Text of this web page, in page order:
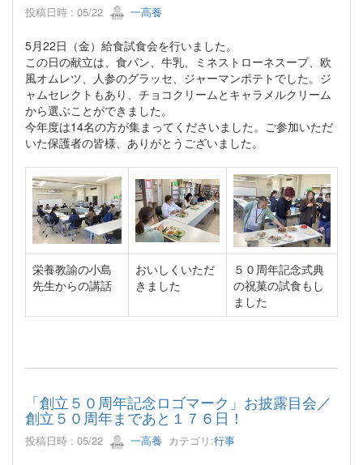
投稿日時 : 05/22 一高養
5月22日（金）給食試食会を行いました。
この日の献立は、食パン、牛乳、ミネストローネスープ、欧
風オムレツ、人参のグラッセ、ジャーマンポテトでした。ジ
ャムセレクトもあり、チョコクリームとキャラメルクリーム
から選ぶことができました。
今年度は14名の方が集まってくださいました。ご参加いただ
いた保護者の皆様、ありがとうございました。
栄養教諭の小島
先生からの講話
おいしくいただ
きました
５０周年記念式典
の祝菓の試食もし
ました
「創立５０周年記念ロゴマーク」お披露目会／
創立５０周年まであと１７６日！
投稿日時 : 05/22 一高養 カテゴリ:行事